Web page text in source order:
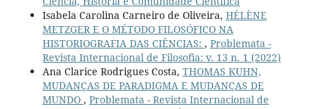
Isabela Carolina Carneiro de Oliveira, HÉLÈNE
METZGER E O MÉTODO FILOSÓFICO NA
HISTORIOGRAFIA DAS CIÊNCIAS: , Problemata -
Revista Internacional de Filosofia: v. 13 n. 1 (2022)
Ana Clarice Rodrigues Costa, THOMAS KUHN,
MUDANÇAS DE PARADIGMA E MUDANÇAS DE
MUNDO , Problemata - Revista Internacional de